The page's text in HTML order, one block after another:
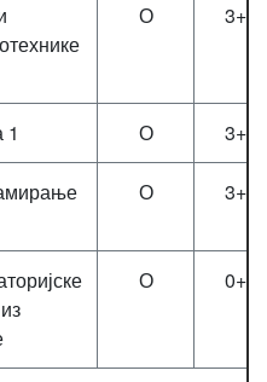
О
1 О
О
О